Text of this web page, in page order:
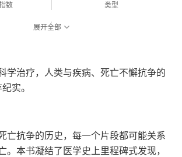
数 类型
2021-12-01
发行日期
展开全部
学治疗，人类与疾病、死亡不懈抗争的
实。
亡抗争的历史，每一个片段都可能关系
。本书凝结了医学史上里程碑式发现，